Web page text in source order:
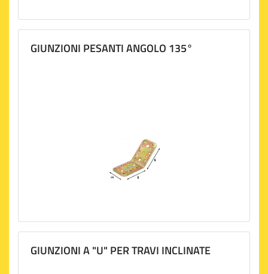
GIUNZIONI PESANTI ANGOLO 135°
GIUNZIONI A "U" PER TRAVI INCLINATE